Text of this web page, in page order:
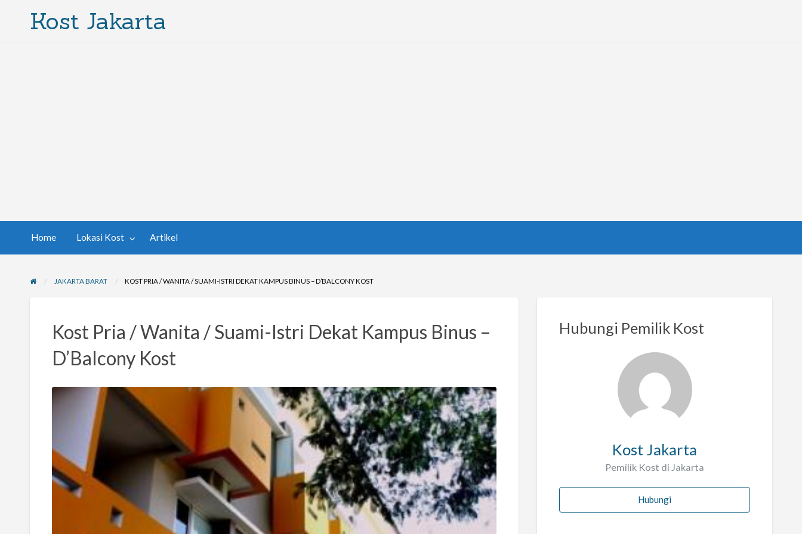
Kost Jakarta
Home Lokasi Kost Artikel
JAKARTA BARAT KOST PRIA / WANITA / SUAMI-ISTRI DEKAT KAMPUS BINUS – D’BALCONY KOST
Kost Pria / Wanita / Suami-Istri Dekat Kampus Binus –
D’Balcony Kost
Hubungi Pemilik Kost
Kost Jakarta
Pemilik Kost di Jakarta
Hubungi